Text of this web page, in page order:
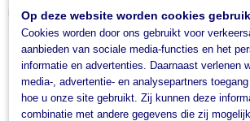
Home> Trailers en verhuur>Boottrailers>
Op deze website worden cookies
Cookies worden door ons gebruikt voor
aanbieden van sociale media-functies en het
informatie en advertenties. Daarnaast verlenen
media-, advertentie- en analysepartners
hoe u onze site gebruikt. Zij kunnen deze
combinatie met andere gegevens die zij